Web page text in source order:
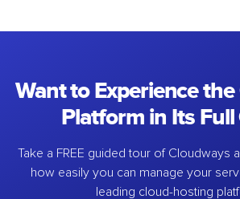
Want to Experience
Platform in Its Full
Take a FREE guided tour of Cloudways
how easily you can manage your
leading cloud-hosting